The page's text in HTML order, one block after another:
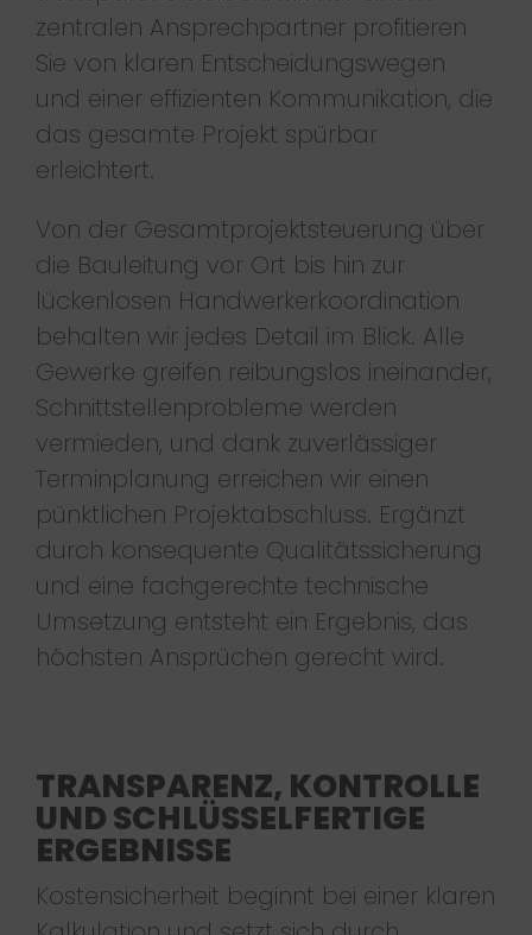
zentralen Ansprechpartner profitieren
Sie von klaren Entscheidungswegen
und einer effizienten Kommunikation, die
das gesamte Projekt spürbar
erleichtert.
Von der Gesamtprojektsteuerung über
die Bauleitung vor Ort bis hin zur
lückenlosen Handwerkerkoordination
behalten wir jedes Detail im Blick. Alle
Gewerke greifen reibungslos ineinander,
Schnittstellenprobleme werden
vermieden, und dank zuverlässiger
Terminplanung erreichen wir einen
pünktlichen Projektabschluss. Ergänzt
durch konsequente Qualitätssicherung
und eine fachgerechte technische
Umsetzung entsteht ein Ergebnis, das
höchsten Ansprüchen gerecht wird.
TRANSPARENZ, KONTROLLE
UND SCHLÜSSELFERTIGE
ERGEBNISSE
Kostensicherheit beginnt bei einer klaren